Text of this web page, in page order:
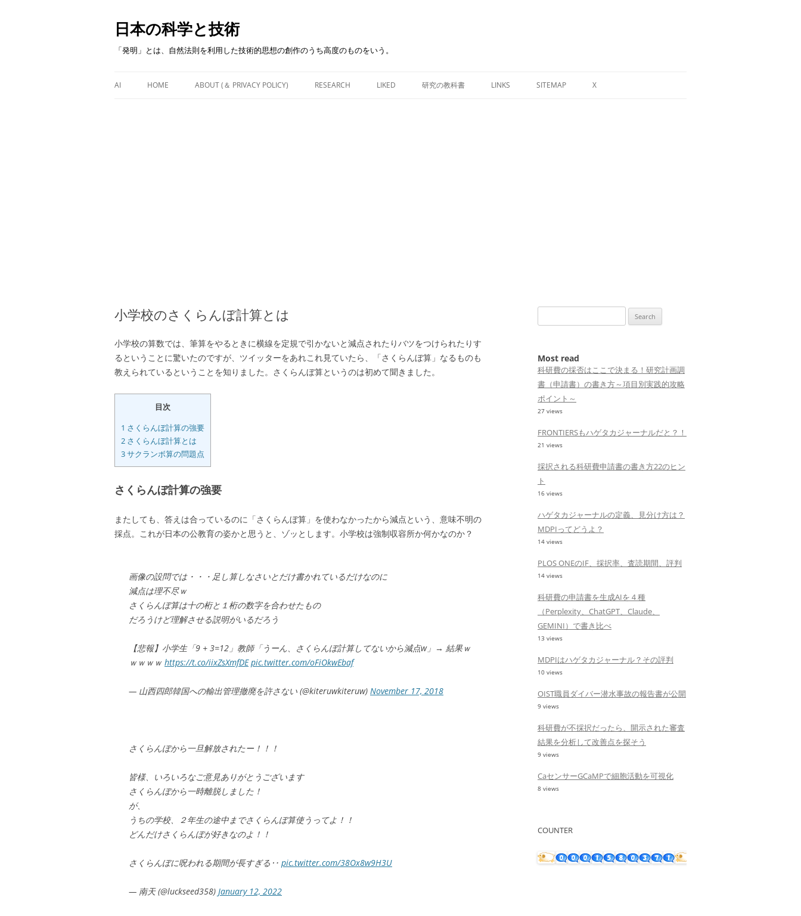
日本の科学と技術
「発明」とは、自然法則を利用した技術的思想の創作のうち高度のものをいう。
content
AI HOME ABOUT (＆ PRIVACY POLICY) RESEARCH LIKED 研究の教科書 LINKS SITEMAP X
小学校のさくらんぼ計算とは
小学校の算数では、筆算をやるときに横線を定規で引かないと減点されたりバツをつけられたりす
るということに驚いたのですが、ツイッターをあれこれ見ていたら、「さくらんぼ算」なるものも
教えられているということを知りました。さくらんぼ算というのは初めて聞きました。
目次
1 さくらんぼ計算の強要
2 さくらんぼ計算とは
3サクランボ算の問題点
さくらんぼ計算の強要
またしても、答えは合っているのに「さくらんぼ算」を使わなかったから減点という、意味不明の
採点。これが日本の公教育の姿かと思うと、ゾッとします。小学校は強制収容所か何かなのか？
画像の設問では・・・足し算しなさいとだけ書かれているだけなのに
減点は理不尽ｗ
さくらんぼ算は十の桁と１桁の数字を合わせたもの
だろうけど理解させる説明がいるだろう
【悲報】小学生「9 + 3=12」教師「うーん、さくらんぼ計算してないから減点w」→ 結果ｗ
ｗｗｗｗ https://t.co/iixZsXmfDE pic.twitter.com/oFiOkwEbaf
— 山西四郎韓国への輸出管理撤廃を許さない (@kiteruwkiteruw) November 17, 2018
さくらんぼから一旦解放されたー！！！
皆様、いろいろなご意見ありがとうございます
さくらんぼから一時離脱しました！
が、
うちの学校、２年生の途中までさくらんぼ算使うってよ！！
どんだけさくらんぼが好きなのよ！！
さくらんぼに呪われる期間が長すぎる‥ pic.twitter.com/38Ox8w9H3U
— 南天 (@luckseed358) January 12, 2022
for:
Most read
科研費の採否はここで決まる！研究計画調
書（申請書）の書き方～項目別実践的攻略
ポイント～
27 views
FRONTIERSもハゲタカジャーナルだと？！
21 views
採択される科研費申請書の書き方22のヒン
ト
16 views
ハゲタカジャーナルの定義、見分け方は？
MDPIってどうよ？
14 views
PLOS ONEのIF、採択率、査読期間、評判
14 views
科研費の申請書を生成AIを４種
（Perplexity、ChatGPT、Claude、
GEMINI）で書き比べ
13 views
MDPIはハゲタカジャーナル？その評判
10 views
OIST職員ダイバー潜水事故の報告書が公開
9 views
科研費が不採択だったら、開示された審査
結果を分析して改善点を探そう
9 views
CaセンサーGCaMPで細胞活動を可視化
8 views
COUNTER